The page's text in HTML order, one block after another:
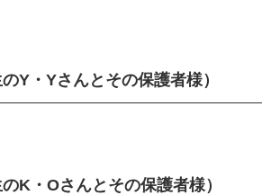
Y・Yさんとその保護者様）
K・Oさんとその保護者様）